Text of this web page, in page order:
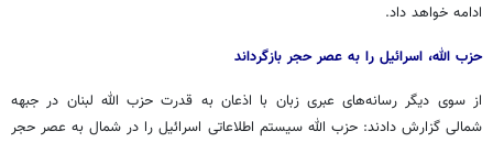
ادامه خواهد داد.
حزب الله، اسرائیل را به عصر حجر بازگرداند
از سوی دیگر رسانه‌های عبری زبان با اذعان به قدرت حزب الله لبنان در جبهه
شمالی گزارش دادند: حزب الله سیستم اطلاعاتی اسرائیل را در شمال به عصر حجر